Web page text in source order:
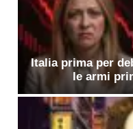
Italia prima per
le armi